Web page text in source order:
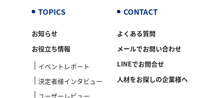
TOPICS
お知らせ
お役立ち情報
イベントレポート
決定者様インタビュー
ユーザーレビュー
CONTACT
よくある質問
メールでお問い合わせ
LINEでお問合せ
人材をお探しの企業様へ